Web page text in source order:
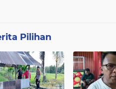
Pilihan